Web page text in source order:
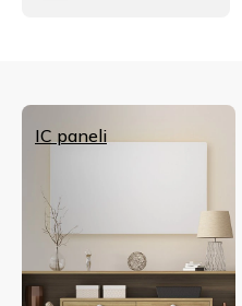
IC paneli